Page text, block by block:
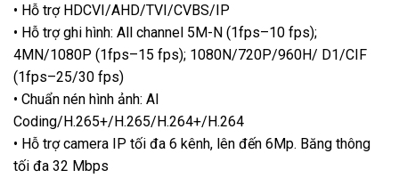
• Hỗ trợ HDCVI/AHD/TVI/CVBS/IP
• Hỗ trợ ghi hình: All channel 5M-N (1fps–10 fps);
4MN/1080P (1fps–15 fps); 1080N/720P/960H/ D1/CIF
(1fps–25/30 fps)
• Chuẩn nén hình ảnh: AI
Coding/H.265+/H.265/H.264+/H.264
• Hỗ trợ camera IP tối đa 6 kênh, lên đến 6Mp. Băng thông
tối đa 32 Mbps